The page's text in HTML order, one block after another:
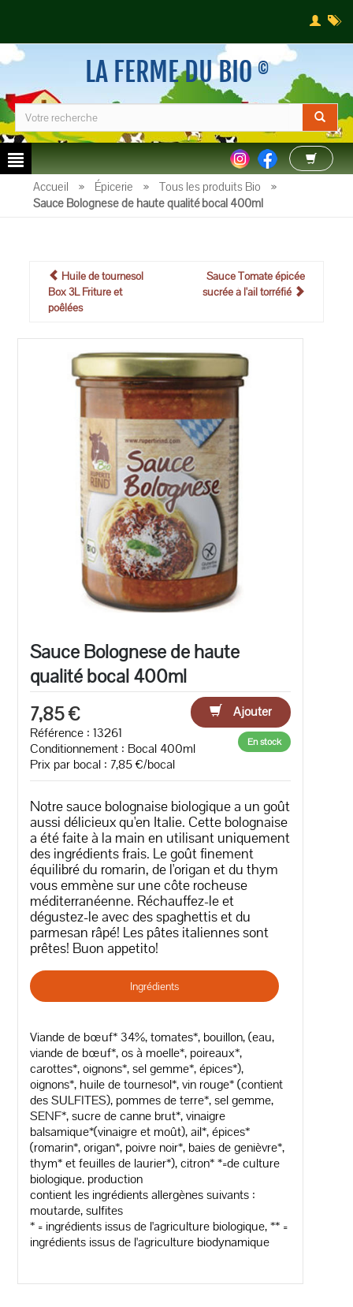
LA FERME DU BIO©
Accueil » Épicerie » Tous les produits Bio
»
Sauce Bolognese de haute qualité bocal 400ml
Huile de tournesol
Box 3L Friture et
poêlées
Sauce Tomate épicée
sucrée à l'ail torréfié
Sauce Bolognese de haute
qualité bocal 400ml
7,85 €
Ajouter
Référence : 13261
Conditionnement : Bocal 400ml
Prix par bocal : 7,85 €/bocal
En stock
Notre sauce bolognaise biologique a un goût
aussi délicieux qu'en Italie. Cette bolognaise
a été faite à la main en utilisant uniquement
des ingrédients frais. Le goût finement
équilibré du romarin, de l'origan et du thym
vous emmène sur une côte rocheuse
méditerranéenne. Réchauffez-le et
dégustez-le avec des spaghettis et du
parmesan râpé! Les pâtes italiennes sont
prêtes! Buon appetito!
Ingrédients
Viande de bœuf* 34%, tomates*, bouillon, (eau,
viande de bœuf*, os à moelle*, poireaux*,
carottes*, oignons*, sel gemme*, épices*),
oignons*, huile de tournesol*, vin rouge* (contient
des SULFITES), pommes de terre*, sel gemme,
SENF*, sucre de canne brut*, vinaigre
balsamique*(vinaigre et moût), ail*, épices*
(romarin*, origan*, poivre noir*, baies de genièvre*,
thym* et feuilles de laurier*), citron* *=de culture
biologique. production
contient les ingrédients allergènes suivants :
moutarde, sulfites
* = ingrédients issus de l'agriculture biologique, ** =
ingrédients issus de l'agriculture biodynamique